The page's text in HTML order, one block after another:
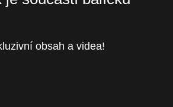
obsah a videa!